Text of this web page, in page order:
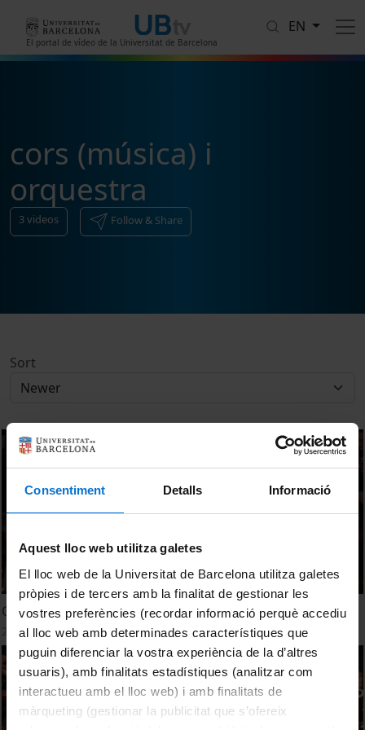
Consentiment Detalls Informació
Aquest lloc web utilitza galetes
El lloc web de la Universitat de Barcelona utilitza galetes
pròpies i de tercers amb la finalitat de gestionar les
vostres preferències (recordar informació perquè accediu
al lloc web amb determinades característiques que
puguin diferenciar la vostra experiència de la d’altres
usuaris), amb finalitats estadístiques (analitzar com
interactueu amb el lloc web) i amb finalitats de
màrqueting (gestionar la publicitat que s’ofereix
El portal de vídeo de la Universitat de Barcelona
EN
cors (música) i
orquestra
3videos Follow & Share
Sort
Concert de Nadal 2016 - 16 de Desembre
22 December, 2016